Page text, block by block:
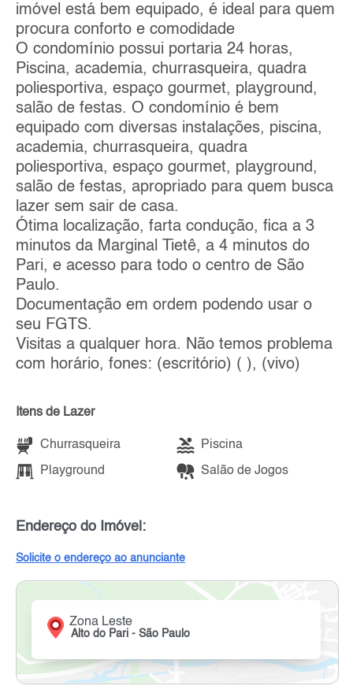
imóvel está bem equipado, é ideal para quem
procura conforto e comodidade
O condomínio possui portaria 24 horas,
Piscina, academia, churrasqueira, quadra
poliesportiva, espaço gourmet, playground,
salão de festas. O condomínio é bem
equipado com diversas instalações, piscina,
academia, churrasqueira, quadra
poliesportiva, espaço gourmet, playground,
salão de festas, apropriado para quem busca
lazer sem sair de casa.
Ótima localização, farta condução, fica a 3
minutos da Marginal Tietê, a 4 minutos do
Pari, e acesso para todo o centro de São
Paulo.
Documentação em ordem podendo usar o
seu FGTS.
Visitas a qualquer hora. Não temos problema
com horário, fones: (escritório) ( ), (vivo)
Itens de Lazer
Churrasqueira Piscina
Playground Salão de Jogos
Endereço do Imóvel:
Solicite o endereço ao anunciante
Zona Leste
Alto do Pari - São Paulo